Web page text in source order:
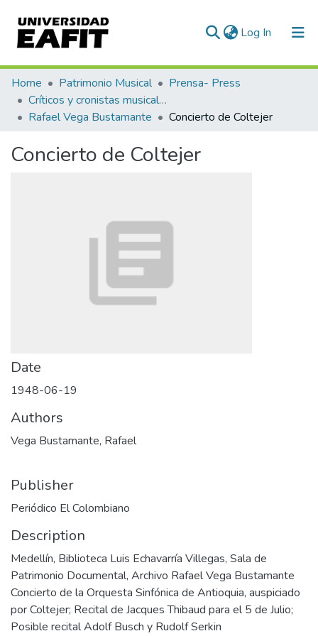
Log In (current)
Communities & Collections
All of DSpace
Home Patrimonio Musical
Prensa- Press
Críticos y cronistas musicales
Rafael Vega Bustamante
Concierto de Coltejer
Concierto de Coltejer
Date
1948-06-19
Authors
Vega Bustamante, Rafael
Publisher
Periódico El Colombiano
Description
Medellín, Biblioteca Luis Echavarría Villegas, Sala de
Patrimonio Documental, Archivo Rafael Vega Bustamante
Concierto de la Orquesta Sinfónica de Antioquia, auspiciado
por Coltejer; Recital de Jacques Thibaud para el 5 de Julio;
Posible recital Adolf Busch y Rudolf Serkin